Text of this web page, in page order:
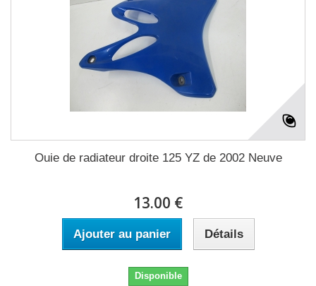
Ouie de radiateur droite 125 YZ de 2002 Neuve
13.00 €
Ajouter au panier Détails
Disponible